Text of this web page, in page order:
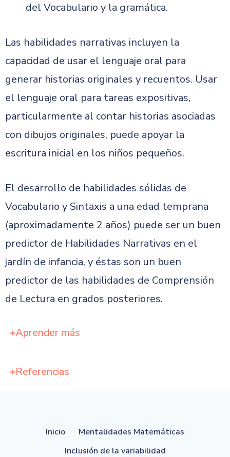
del Vocabulario y la gramática.
Las habilidades narrativas incluyen la
capacidad de usar el lenguaje oral para
generar historias originales y recuentos. Usar
el lenguaje oral para tareas expositivas,
particularmente al contar historias asociadas
con dibujos originales, puede apoyar la
escritura inicial en los niños pequeños.
El desarrollo de habilidades sólidas de
Vocabulario y Sintaxis a una edad temprana
(aproximadamente 2 años) puede ser un buen
predictor de Habilidades Narrativas en el
jardín de infancia, y éstas son un buen
predictor de las habilidades de Comprensión
de Lectura en grados posteriores.
Aprender más
Referencias
Inicio
Mentalidades Matemáticas
Inclusión de la variabilidad